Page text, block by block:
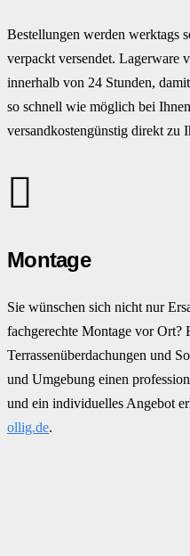
Bestellungen werden werktags
verpackt versendet. Lagerware
innerhalb von 24 Stunden,
so schnell wie möglich bei
versandkostengünstig direkt zu
Montage
Sie wünschen sich nicht nur
fachgerechte Montage vor Ort?
Terrassenüberdachungen und
und Umgebung einen
und ein individuelles Angebot
ollig.de.